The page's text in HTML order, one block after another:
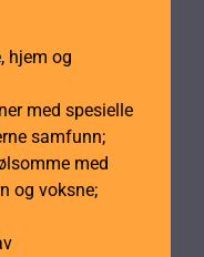
hjem og
med spesielle
samfunn;
med
og voksne;